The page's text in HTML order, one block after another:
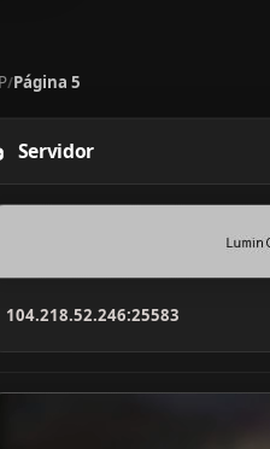
/Página 5
Minecraft, mostrando
Servidor
104.218.52.246:25583